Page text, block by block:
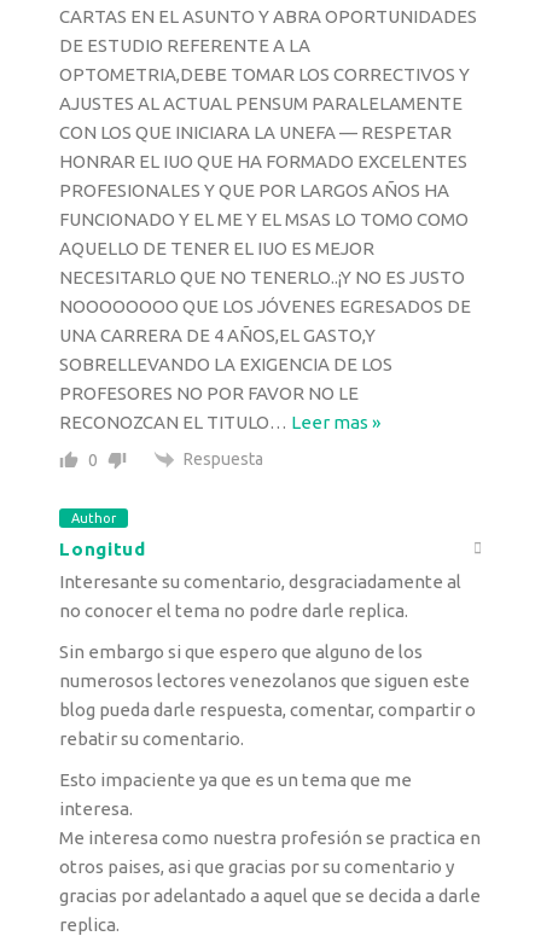
CARTAS EN EL ASUNTO Y ABRA OPORTUNIDADES
DE ESTUDIO REFERENTE A LA
OPTOMETRIA,DEBE TOMAR LOS CORRECTIVOS Y
AJUSTES AL ACTUAL PENSUM PARALELAMENTE
CON LOS QUE INICIARA LA UNEFA — RESPETAR
HONRAR EL IUO QUE HA FORMADO EXCELENTES
PROFESIONALES Y QUE POR LARGOS AÑOS HA
FUNCIONADO Y EL ME Y EL MSAS LO TOMO COMO
AQUELLO DE TENER EL IUO ES MEJOR
NECESITARLO QUE NO TENERLO..¡Y NO ES JUSTO
NOOOOOOOO QUE LOS JÓVENES EGRESADOS DE
UNA CARRERA DE 4 AÑOS,EL GASTO,Y
SOBRELLEVANDO LA EXIGENCIA DE LOS
PROFESORES NO POR FAVOR NO LE
RECONOZCAN EL TITULO… Leer mas »
0 Respuesta
Author
Longitud
Interesante su comentario, desgraciadamente al
no conocer el tema no podre darle replica.
Sin embargo si que espero que alguno de los
numerosos lectores venezolanos que siguen este
blog pueda darle respuesta, comentar, compartir o
rebatir su comentario.
Esto impaciente ya que es un tema que me
interesa.
Me interesa como nuestra profesión se practica en
otros paises, asi que gracias por su comentario y
gracias por adelantado a aquel que se decida a darle
replica.